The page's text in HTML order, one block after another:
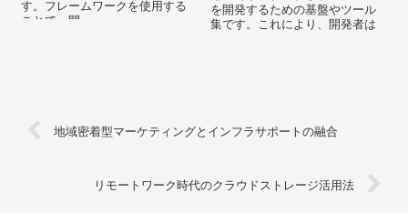
す。フレームワークを使用する
ことで、開...
を開発するための基盤やツール
集です。これにより、開発者は
地域密着型マーケティングとインフラサポートの融合
リモートワーク時代のクラウドストレージ活用法